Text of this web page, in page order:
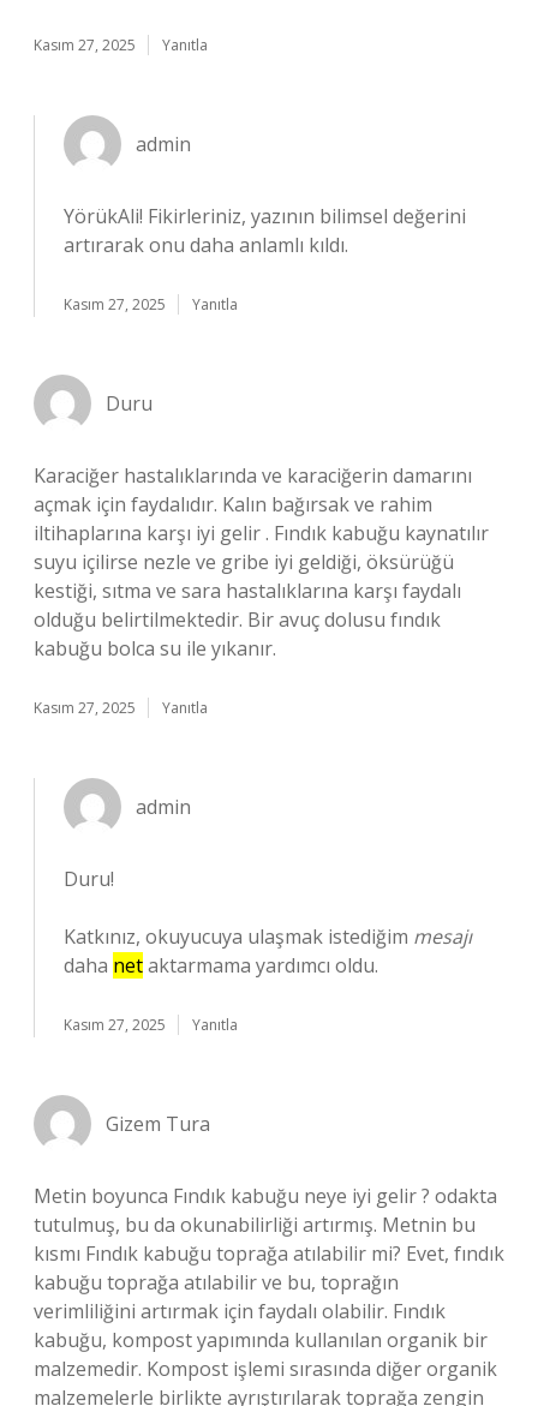
Kasım 27, 2025 Yanıtla
admin
YörükAli! Fikirleriniz, yazının bilimsel değerini
artırarak onu daha anlamlı kıldı.
Kasım 27, 2025 Yanıtla
Duru
Karaciğer hastalıklarında ve karaciğerin damarını
açmak için faydalıdır. Kalın bağırsak ve rahim
iltihaplarına karşı iyi gelir . Fındık kabuğu kaynatılır
suyu içilirse nezle ve gribe iyi geldiği, öksürüğü
kestiği, sıtma ve sara hastalıklarına karşı faydalı
olduğu belirtilmektedir. Bir avuç dolusu fındık
kabuğu bolca su ile yıkanır.
Kasım 27, 2025 Yanıtla
admin
Duru!
Katkınız, okuyucuya ulaşmak istediğim mesajı
daha netaktarmama yardımcı oldu.
Kasım 27, 2025 Yanıtla
Gizem Tura
Metin boyunca Fındık kabuğu neye iyi gelir ? odakta
tutulmuş, bu da okunabilirliği artırmış. Metnin bu
kısmı Fındık kabuğu toprağa atılabilir mi? Evet, fındık
kabuğu toprağa atılabilir ve bu, toprağın
verimliliğini artırmak için faydalı olabilir. Fındık
kabuğu, kompost yapımında kullanılan organik bir
malzemedir. Kompost işlemi sırasında diğer organik
malzemelerle birlikte ayrıştırılarak toprağa zengin